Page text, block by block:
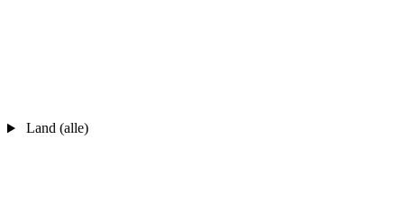
Land (alle)